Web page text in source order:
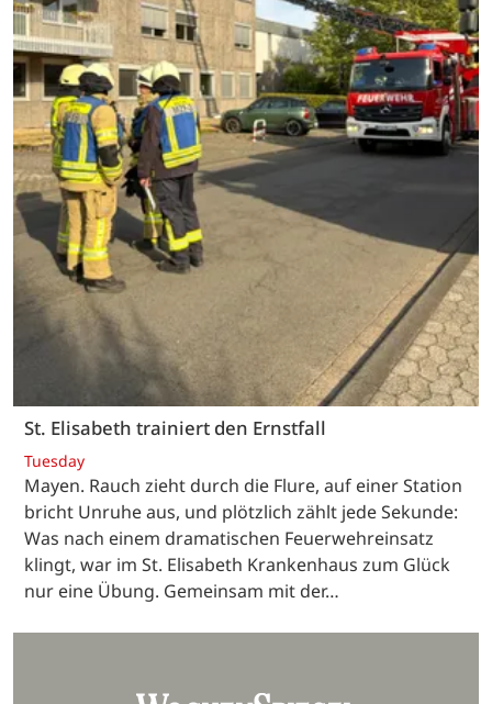
St. Elisabeth trainiert den Ernstfall
Tuesday
Mayen. Rauch zieht durch die Flure, auf einer Station
bricht Unruhe aus, und plötzlich zählt jede Sekunde:
Was nach einem dramatischen Feuerwehreinsatz
klingt, war im St. Elisabeth Krankenhaus zum Glück
nur eine Übung. Gemeinsam mit der…